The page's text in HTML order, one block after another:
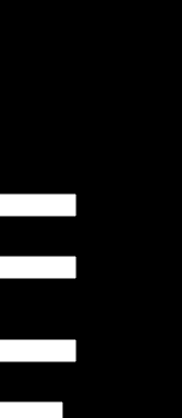
na atypické